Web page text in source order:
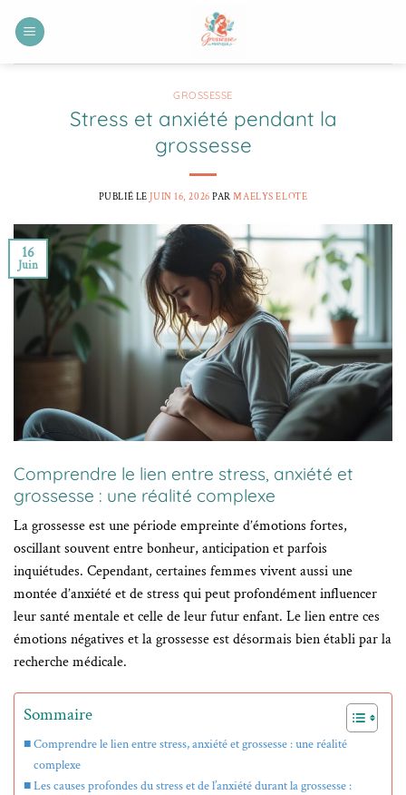
GROSSESSE
Stress et anxiété pendant la
grossesse
PUBLIÉ LE JUIN 16, 2026 PARMAELYS ELOTE
16
Juin
Comprendre le lien entre stress, anxiété et
grossesse : une réalité complexe
La grossesse est une période empreinte d’émotions fortes,
oscillant souvent entre bonheur, anticipation et parfois
inquiétudes. Cependant, certaines femmes vivent aussi une
montée d’anxiété et de stress qui peut profondément influencer
leur santé mentale et celle de leur futur enfant. Le lien entre ces
émotions négatives et la grossesse est désormais bien établi par la
recherche médicale.
Sommaire
Comprendre le lien entre stress, anxiété et grossesse : une réalité
complexe
Les causes profondes du stress et de l’anxiété durant la grossesse :